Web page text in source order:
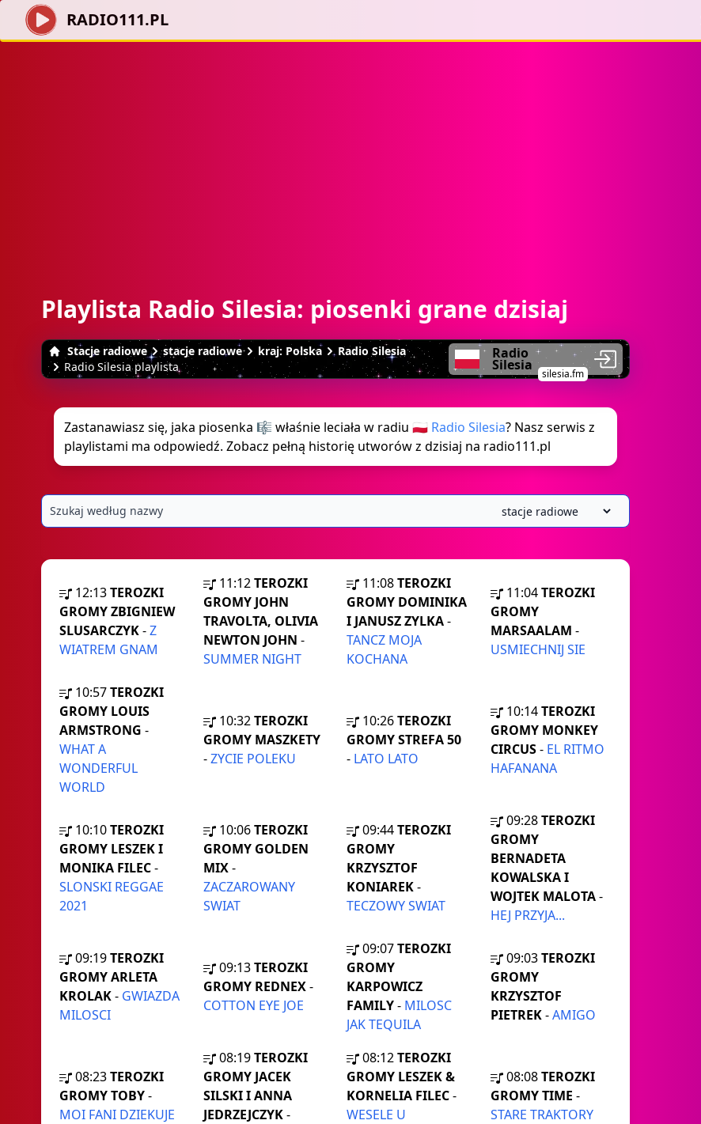
RADIO111.PL
Playlista Radio Silesia: piosenki grane dzisiaj
Stacje radiowe stacje radiowe kraj: Polska
Radio Silesia
Radio Silesia playlista
Radio
Silesia
silesia.fm
Zastanawiasz się, jaka piosenka 🎼 właśnie leciała w radiu 🇵🇱 Radio Silesia? Nasz serwis z
playlistami ma odpowiedź. Zobacz pełną historię utworów z dzisiaj na radio111.pl
12:13TEROZKI
GROMY ZBIGNIEW
SLUSARCZYK-Z
WIATREM GNAM
11:12 TEROZKI
GROMY JOHN
TRAVOLTA, OLIVIA
NEWTON JOHN -
SUMMER NIGHT
11:08TEROZKI
GROMY DOMINIKA
I JANUSZ ZYLKA-
TANCZ MOJA
KOCHANA
11:04 TEROZKI
GROMY
MARSAALAM -
USMIECHNIJ SIE
10:57TEROZKI
GROMY LOUIS
ARMSTRONG -
WHAT A
WONDERFUL
WORLD
10:32 TEROZKI
GROMY MASZKETY
-ZYCIE POLEKU
10:26TEROZKI
GROMY STREFA 50
- LATO LATO
10:14 TEROZKI
GROMY MONKEY
CIRCUS- EL RITMO
HAFANANA
10:10TEROZKI
GROMY LESZEK I
MONIKA FILEC-
SLONSKI REGGAE
2021
10:06 TEROZKI
GROMY GOLDEN
MIX-
ZACZAROWANY
SWIAT
09:44TEROZKI
GROMY
KRZYSZTOF
KONIAREK-
TECZOWY SWIAT
09:28 TEROZKI
GROMY
BERNADETA
KOWALSKA I
WOJTEK MALOTA-
HEJ PRZYJA...
09:19TEROZKI
GROMY ARLETA
KROLAK- GWIAZDA
MILOSCI
09:13 TEROZKI
GROMY REDNEX-
COTTON EYE JOE
09:07TEROZKI
GROMY
KARPOWICZ
FAMILY- MILOSC
JAK TEQUILA
09:03 TEROZKI
GROMY
KRZYSZTOF
PIETREK-AMIGO
08:23TEROZKI
GROMY TOBY-
MOI FANI DZIEKUJE
08:19 TEROZKI
GROMY JACEK
SILSKI I ANNA
JEDRZEJCZYK-
08:12TEROZKI
GROMY LESZEK &
KORNELIA FILEC-
WESELE U
08:08 TEROZKI
GROMY TIME -
STARE TRAKTORY